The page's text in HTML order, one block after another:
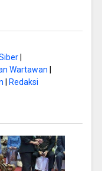
|
Wartawan
Redaksi